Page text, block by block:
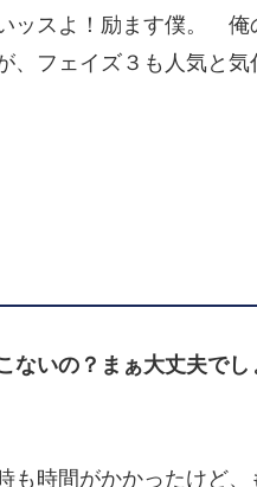
ッスよ！励ます僕。 俺
、フェイズ３も人気と気
ないの？まぁ大丈夫で
も時間がかかったけど